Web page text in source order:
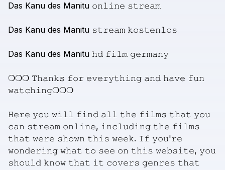
Das Kanu des Manitu 𝚘𝚗𝚕𝚒𝚗𝚎 𝚜𝚝𝚛𝚎𝚊𝚖
Das Kanu des Manitu 𝚜𝚝𝚛𝚎𝚊𝚖 𝚔𝚘𝚜𝚝𝚎𝚗𝚕𝚘𝚜
Das Kanu des Manitu 𝚑𝚍 𝚏𝚒𝚕𝚖 𝚐𝚎𝚛𝚖𝚊𝚗𝚢
❍❍❍ 𝚃𝚑𝚊𝚗𝚔𝚜 𝚏𝚘𝚛 𝚎𝚟𝚎𝚛𝚢𝚝𝚑𝚒𝚗𝚐 𝚊𝚗𝚍 𝚑𝚊𝚟𝚎 𝚏𝚞𝚗
𝚠𝚊𝚝𝚌𝚑𝚒𝚗𝚐❍❍❍
𝙷𝚎𝚛𝚎 𝚢𝚘𝚞 𝚠𝚒𝚕𝚕 𝚏𝚒𝚗𝚍 𝚊𝚕𝚕 𝚝𝚑𝚎 𝚏𝚒𝚕𝚖𝚜 𝚝𝚑𝚊𝚝 𝚢𝚘𝚞
𝚌𝚊𝚗 𝚜𝚝𝚛𝚎𝚊𝚖 𝚘𝚗𝚕𝚒𝚗𝚎, 𝚒𝚗𝚌𝚕𝚞𝚍𝚒𝚗𝚐 𝚝𝚑𝚎 𝚏𝚒𝚕𝚖𝚜
𝚝𝚑𝚊𝚝 𝚠𝚎𝚛𝚎 𝚜𝚑𝚘𝚠𝚗 𝚝𝚑𝚒𝚜 𝚠𝚎𝚎𝚔. 𝙸𝚏 𝚢𝚘𝚞'𝚛𝚎
𝚠𝚘𝚗𝚍𝚎𝚛𝚒𝚗𝚐 𝚠𝚑𝚊𝚝 𝚝𝚘 𝚜𝚎𝚎 𝚘𝚗 𝚝𝚑𝚒𝚜 𝚠𝚎𝚋𝚜𝚒𝚝𝚎, 𝚢𝚘𝚞
𝚜𝚑𝚘𝚞𝚕𝚍 𝚔𝚗𝚘𝚠 𝚝𝚑𝚊𝚝 𝚒𝚝 𝚌𝚘𝚟𝚎𝚛𝚜 𝚐𝚎𝚗𝚛𝚎𝚜 𝚝𝚑𝚊𝚝